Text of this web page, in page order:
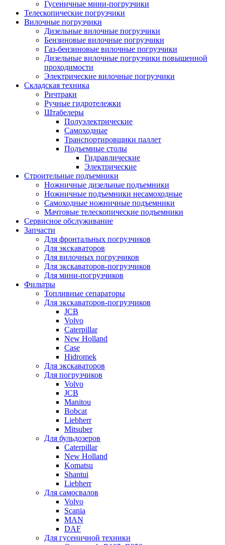
Гусеничные мини-погрузчики
Телескопические погрузчики
Вилочные погрузчики
Дизельные вилочные погрузчики
Бензиновые вилочные погрузчики
Газ-бензиновые вилочные погрузчики
Дизельные вилочные погрузчики повышенной
проходимости
Электрические вилочные погрузчики
Складская техника
Ричтраки
Ручные гидротележки
Штабелеры
Полуэлектрические
Самоходные
Транспортировщики паллет
Подъемные столы
Гидравлические
Электрические
Строительные подъемники
Ножничные дизельные подъемники
Ножничные подъемники несамоходные
Самоходные ножничные подъемники
Мачтовые телескопические подъемники
Сервисное обслуживание
Запчасти
Для фронтальных погрузчиков
Для экскаваторов
Для вилочных погрузчиков
Для экскаваторов-погрузчиков
Для мини-погрузчиков
Фильтры
Топливные сепараторы
Для экскаваторов-погрузчиков
JCB
Volvo
Caterpillar
New Holland
Case
Hidromek
Для экскаваторов
Для погрузчиков
Volvo
JCB
Manitou
Bobcat
Liebherr
Mitsuber
Для бульдозеров
Caterpillar
New Holland
Komatsu
Shantui
Liebherr
Для самосвалов
Volvo
Scania
MAN
DAF
Для гусеничной техники